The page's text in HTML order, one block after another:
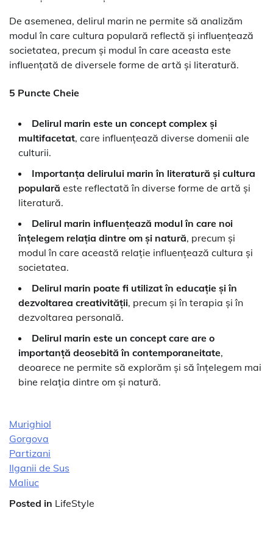
De asemenea, delirul marin ne permite să analizăm
modul în care cultura populară reflectă și influențează
societatea, precum și modul în care aceasta este
influențată de diversele forme de artă și literatură.
5 Puncte Cheie
Delirul marin este un concept complex și
multifacetat, care influențează diverse domenii ale
culturii.
Importanța delirului marin în literatură și cultura
populară este reflectată în diverse forme de artă și
literatură.
Delirul marin influențează modul în care noi
înțelegem relația dintre om și natură, precum și
modul în care această relație influențează cultura și
societatea.
Delirul marin poate fi utilizat în educație și în
dezvoltarea creativității, precum și în terapia și în
dezvoltarea personală.
Delirul marin este un concept care are o
importanță deosebită în contemporaneitate,
deoarece ne permite să explorăm și să înțelegem mai
bine relația dintre om și natură.
Murighiol
Gorgova
Partizani
Ilganii de Sus
Maliuc
Posted in LifeStyle